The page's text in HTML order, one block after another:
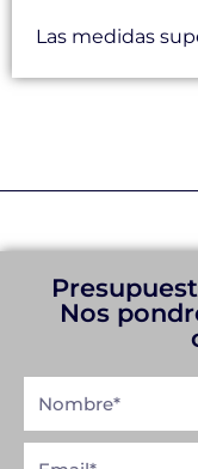
Las medidas
Nos